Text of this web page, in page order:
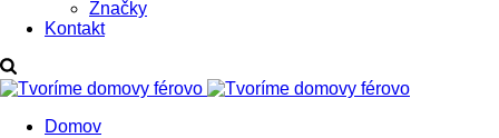
Značky
Kontakt
Domov